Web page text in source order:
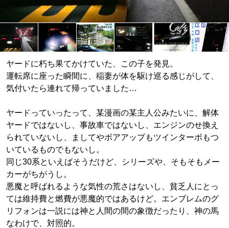
ヤードに朽ち果てかけていた、この子を発見。
運転席に座った瞬間に、稲妻が体を駆け巡る感じがして、
気付いたら連れて帰っていました…
ヤードっていったって、某漫画の某主人公みたいに、解体
ヤードではないし、事故車ではないし、エンジンのせ換え
られていないし、ましてやボアアップもツインターボもつ
いているものでもないし。
同じ30系といえばそうだけど、シリーズや、そもそもメー
カーがちがうし。
悪魔と呼ばれるような気性の荒さはないし、貧乏人にとっ
ては維持費と燃費が悪魔的ではあるけど。エンブレムのグ
リフォンは一説には神と人間の間の象徴だったり、神の馬
なわけで、対照的。